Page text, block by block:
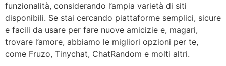
funzionalità, considerando l’ampia varietà di siti
disponibili. Se stai cercando piattaforme semplici, sicure
e facili da usare per fare nuove amicizie e, magari,
trovare l’amore, abbiamo le migliori opzioni per te,
come Fruzo, Tinychat, ChatRandom e molti altri.